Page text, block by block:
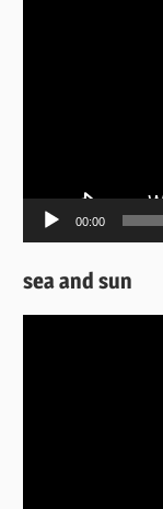
00:00
sea and sun